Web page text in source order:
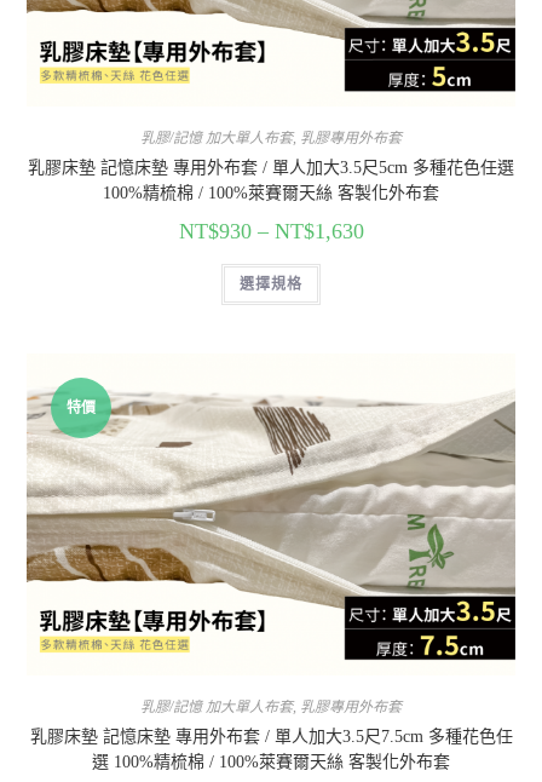
乳膠/記憶 加大單人布套, 乳膠專用外布套
乳膠床墊 記憶床墊 專用外布套 / 單人加大3.5尺5cm 多種花色任選
100%精梳棉 / 100%萊賽爾天絲 客製化外布套
NT$930– NT$1,630
選擇規格
特價
乳膠/記憶 加大單人布套, 乳膠專用外布套
乳膠床墊 記憶床墊 專用外布套 / 單人加大3.5尺7.5cm 多種花色任
選 100%精梳棉 / 100%萊賽爾天絲 客製化外布套